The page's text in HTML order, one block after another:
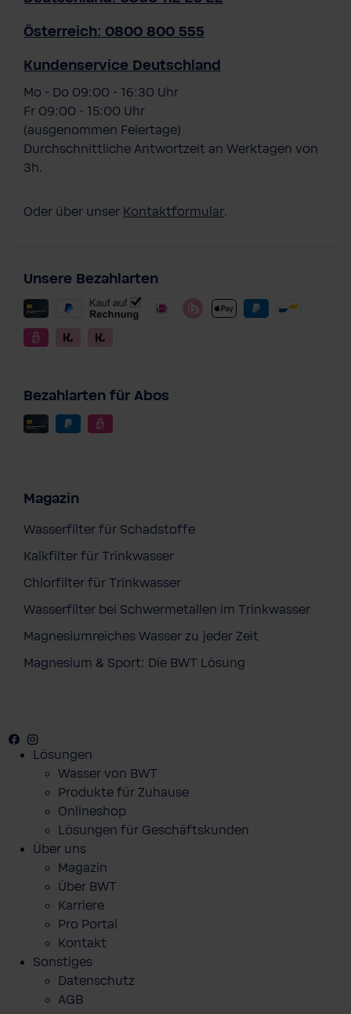
Österreich: 0800 800 555
Kundenservice Deutschland
Mo - Do 09:00 - 16:30 Uhr
Fr 09:00 - 15:00 Uhr
(ausgenommen Feiertage)
Durchschnittliche Antwortzeit an Werktagen von
3h.
Oder über unser Kontaktformular.
Unsere Bezahlarten
Bezahlarten für Abos
Magazin
Wasserfilter für Schadstoffe
Kalkfilter für Trinkwasser
Chlorfilter für Trinkwasser
Wasserfilter bei Schwermetallen im Trinkwasser
Magnesiumreiches Wasser zu jeder Zeit
Magnesium & Sport: Die BWT Lösung
Facebook
Youtube
Lösungen
Wasser von BWT
Produkte für Zuhause
Onlineshop
Lösungen für Geschäftskunden
Über uns
Magazin
Über BWT
Karriere
Pro Portal
Kontakt
Sonstiges
Datenschutz
AGB